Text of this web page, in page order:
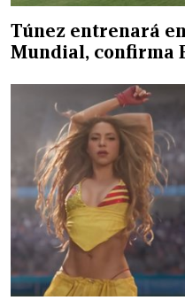
Túnez entrenará
Mundial, confirma